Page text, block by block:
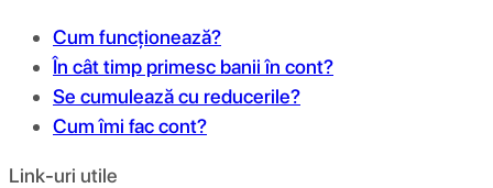
Cum funcționează?
În cât timp primesc banii în cont?
Se cumulează cu reducerile?
Cum îmi fac cont?
Link-uri utile